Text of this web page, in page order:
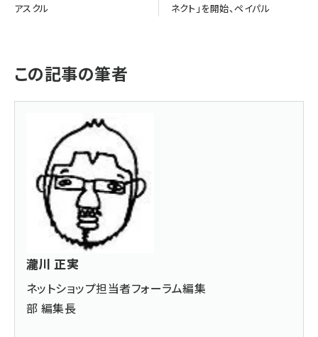
アスクル ネクト」を開始、ペイパル
この記事の筆者
瀧川 正実
ネットショップ担当者フォーラム編集
部 編集長